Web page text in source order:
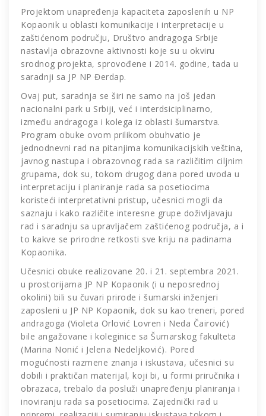
Projektom unapređenja kapaciteta zaposlenih u NP
Kopaonik u oblasti komunikacije i interpretacije u
zaštićenom području, Društvo andragoga Srbije
nastavlja obrazovne aktivnosti koje su u okviru
srodnog projekta, sprovođene i 2014. godine, tada u
saradnji sa JP NP Đerdap.
Ovaj put, saradnja se širi ne samo na još jedan
nacionalni park u Srbiji, već i interdsiciplinarno,
između andragoga i kolega iz oblasti šumarstva.
Program obuke ovom prilikom obuhvatio je
jednodnevni rad na pitanjima komunikacijskih veština,
javnog nastupa i obrazovnog rada sa različitim ciljnim
grupama, dok su, tokom drugog dana pored uvoda u
interpretaciju i planiranje rada sa posetiocima
koristeći interpretativni pristup, učesnici mogli da
saznaju i kako različite interesne grupe doživljavaju
rad i saradnju sa upravljačem zaštićenog područja, a i
to kakve se prirodne retkosti sve kriju na padinama
Kopaonika.
Učesnici obuke realizovane 20. i 21. septembra 2021.
u prostorijama JP NP Kopaonik (i u neposrednoj
okolini) bili su čuvari prirode i šumarski inženjeri
zaposleni u JP NP Kopaonik, dok su kao treneri, pored
andragoga (Violeta Orlović Lovren i Neda Čairović)
bile angažovane i koleginice sa Šumarskog fakulteta
(Marina Nonić i Jelena Nedeljković). Pored
mogućnosti razmene znanja i iskustava, učesnici su
dobili i praktičan materijal, koji bi, u formi priručnika i
obrazaca, trebalo da posluži unapređenju planiranja i
inoviranju rada sa posetiocima. Zajednički rad u